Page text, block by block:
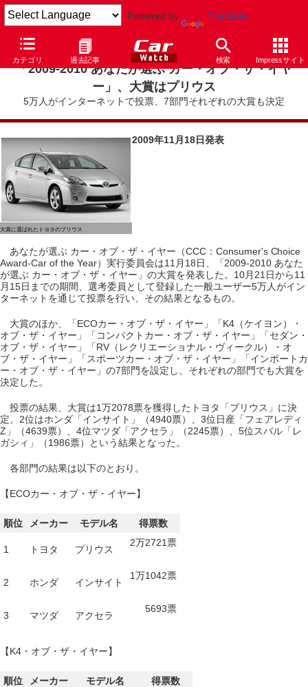
Powered by Translate
カテゴリ 過去記事 検索 Impressサイト
「2009-2010 あなたが選ぶ カー・オブ・ザ・イヤ
ー」、大賞はプリウス
5万人がインターネットで投票、7部門それぞれの大賞も決定
大賞に選ばれたトヨタのプリウス
2009年11月18日発表
あなたが選ぶ カー・オブ・ザ・イヤー（CCC：Consumer's Choice
Award-Car of the Year）実行委員会は11月18日、「2009-2010 あなた
が選ぶ カー・オブ・ザ・イヤー」の大賞を発表した。10月21日から11
月15日までの期間、選考委員として登録した一般ユーザー5万人がイン
ターネットを通じて投票を行い、その結果となるもの。
大賞のほか、「ECOカー・オブ・ザ・イヤー」「K4（ケイヨン）・
オブ・ザ・イヤー」「コンパクトカー・オブ・ザ・イヤー」「セダン・
オブ・ザ・イヤー」「RV（レクリエーショナル・ヴィークル）・オ
ブ・ザ・イヤー」「スポーツカー・オブ・ザ・イヤー」「インポートカ
ー・オブ・ザ・イヤー」の7部門を設定し、それぞれの部門でも大賞を
決定した。
投票の結果、大賞は1万2078票を獲得したトヨタ「プリウス」に決
定。2位はホンダ「インサイト」（4940票）、3位日産「フェアレディ
Z」（4639票）、4位マツダ「アクセラ」（2245票）、5位スバル「レ
ガシィ」（1986票）という結果となった。
各部門の結果は以下のとおり。
【ECOカー・オブ・ザ・イヤー】
順位 メーカー モデル名 得票数
1 トヨタ プリウス
2万2721票
2 ホンダ インサイト
1万1042票
3 マツダ アクセラ
5693票
【K4・オブ・ザ・イヤー】
順位 メーカー モデル名 得票数